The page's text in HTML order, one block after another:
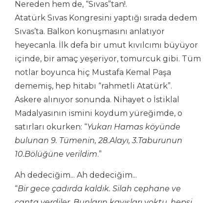
Nereden hem de, “Sıvas”tan!.
Atatürk Sıvas Kongresini yaptığı sırada dedem
Sıvas’ta. Balkon konuşmasını anlatıyor
heyecanla. İlk defa bir umut kıvılcımı büyüyor
içinde, bir amaç yeşeriyor, tomurcuk gibi. Tüm
notlar boyunca hiç Mustafa Kemal Paşa
dememiş, hep hitabı “rahmetli Atatürk”.
Askere alınıyor sonunda. Nihayet o İstiklal
Madalyasının ismini koydum yüreğimde, o
satırları okurken: “Yukarı Hamas köyünde
bulunan 9. Tümenin, 28.Alayı, 3.Taburunun
10.Bölüğüne verildim.”
Ah dedeciğim... Ah dedeciğim...
“Bir gece çadırda kaldık. Silah cephane ve